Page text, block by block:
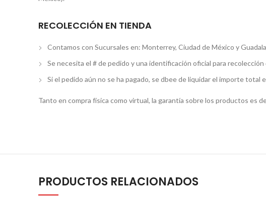
RECOLECCIÓN EN TIENDA
Contamos con Sucursales en: Monterrey, Ciudad de México y
Se necesita el # de pedido y una identificación oficial para recolección
Si el pedido aún no se ha pagado, se dbee de liquidar el importe total
Tanto en compra física como virtual, la garantía sobre los productos es
PRODUCTOS RELACIONADOS